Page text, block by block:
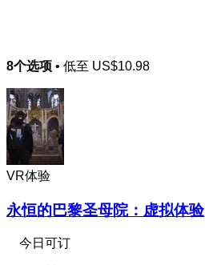
8个选项 • 低至 US$10.98
VR体验
永恒的巴黎圣母院：虚拟体验
今日可订